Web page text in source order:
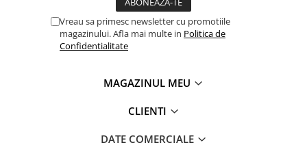
Vreau sa primesc newsletter cu promotiile
magazinului. Afla mai multe in Politica de
Confidentialitate
MAGAZINUL MEU
CLIENTI
DATE COMERCIALE